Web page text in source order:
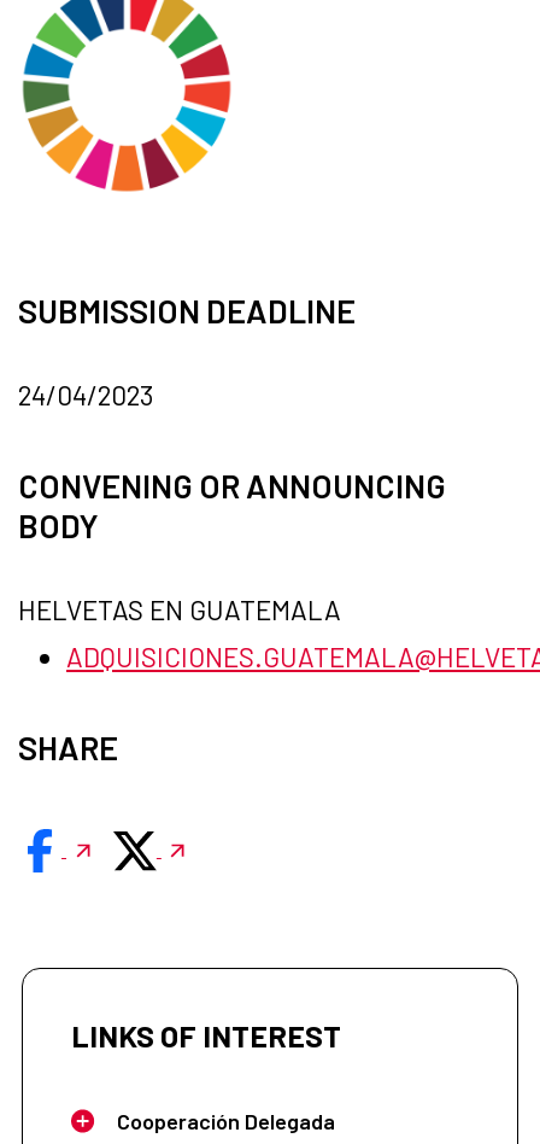
SUBMISSION DEADLINE
24/04/2023
CONVENING OR ANNOUNCING
BODY
HELVETAS EN GUATEMALA
SHARE
LINKS OF INTEREST
Cooperación Delegada